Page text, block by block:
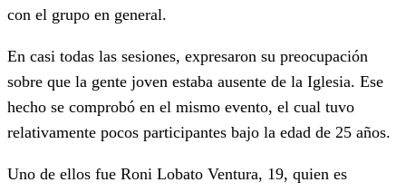
con el grupo en general.
En casi todas las sesiones, expresaron su preocupación
sobre que la gente joven estaba ausente de la Iglesia. Ese
hecho se comprobó en el mismo evento, el cual tuvo
relativamente pocos participantes bajo la edad de 25 años.
Uno de ellos fue Roni Lobato Ventura, 19, quien es